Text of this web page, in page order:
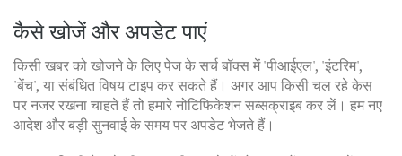
कैसे खोजें और अपडेट पाएं
किसी खबर को खोजने के लिए पेज के सर्च बॉक्स में 'पीआईएल', 'इंटरिम',
'बेंच', या संबंधित विषय टाइप कर सकते हैं। अगर आप किसी चल रहे केस
पर नजर रखना चाहते हैं तो हमारे नोटिफिकेशन सब्सक्राइब कर लें। हम नए
आदेश और बड़ी सुनवाई के समय पर अपडेट भेजते हैं।